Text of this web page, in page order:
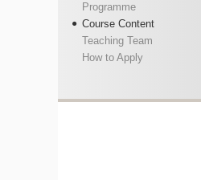
Programme
Course Content
Teaching Team
How to Apply